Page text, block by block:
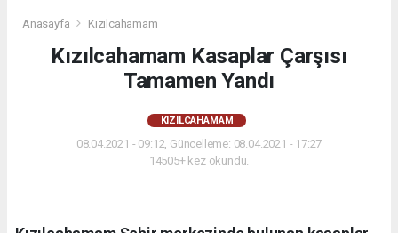
Anasayfa Kızılcahamam
Kızılcahamam Kasaplar Çarşısı
Tamamen Yandı
KIZILCAHAMAM
08.04.2021 - 09:12, Güncelleme: 08.04.2021 - 17:27
14505+ kez okundu.